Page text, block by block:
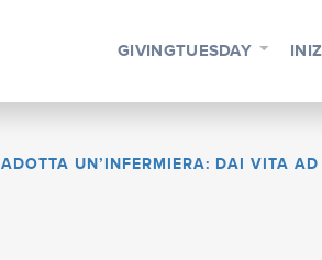
GIVINGTUESDAY
ADOTTA UN’INFERMIERA: DAI VITA